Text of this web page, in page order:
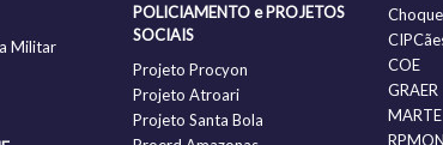
Militar
POLICIAMENTO e PROJETOS
SOCIAIS
Projeto Procyon
Projeto Atroari
Projeto Santa Bola
Choque
COE
GRAER
MARTE
RPMON